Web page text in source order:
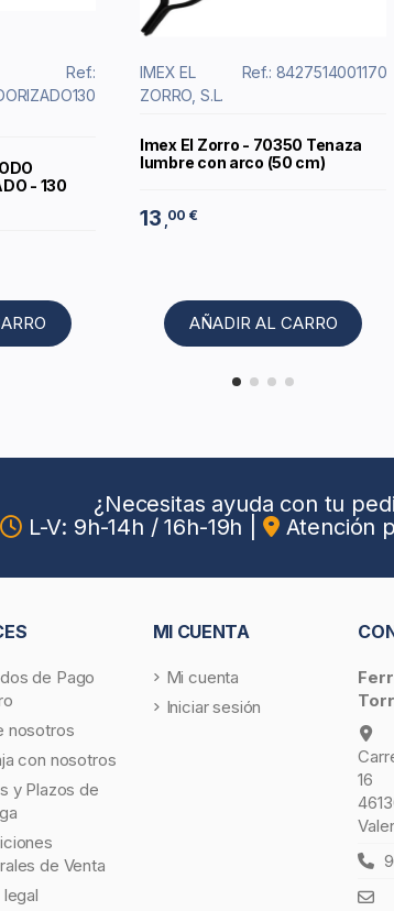
Ref.:
- 130
IMEX EL
ZORRO, S.L.
Ref.: 8427514001170
Imex El Zorro - 70350 Tenaza
lumbre con arco (50 cm)
13 ,00 €
AÑADIR AL CARRO
¿Necesitas ayuda con tu
L-V: 9h-14h / 16h-19h Atención
de Pago
nosotros
con nosotros
y Plazos de
de Venta
MI CUENTA
Mi cuenta
Iniciar sesión
16